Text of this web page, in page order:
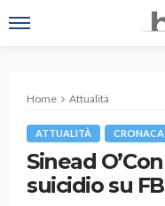
Home Attualità
ATTUALITÀ CRONACA
Sinead
suicidio su